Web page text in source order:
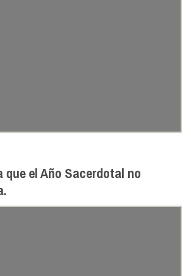
que el Año Sacerdotal no